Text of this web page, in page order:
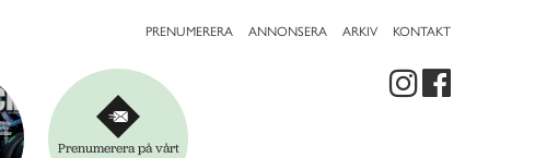
PRENUMERERA ANNONSERA ARKIV KONTAKT
Prenumerera på vårt